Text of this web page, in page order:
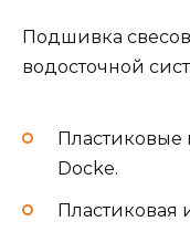
Подшивка
водосточной
Docke.
Пластиковая